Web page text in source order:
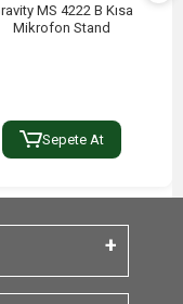
MS 4222 B Kısa
Mikrofon Stand
Sepete At